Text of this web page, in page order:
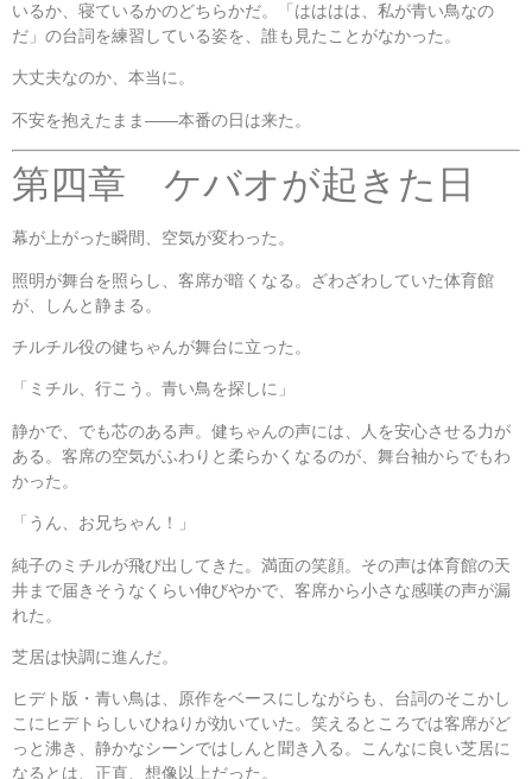
いるか、寝ているかのどちらかだ。「はははは、私が青い鳥なの
だ」の台詞を練習している姿を、誰も見たことがなかった。
大丈夫なのか、本当に。
不安を抱えたまま――本番の日は来た。
第四章 ケバオが起きた日
幕が上がった瞬間、空気が変わった。
照明が舞台を照らし、客席が暗くなる。ざわざわしていた体育館
が、しんと静まる。
チルチル役の健ちゃんが舞台に立った。
「ミチル、行こう。青い鳥を探しに」
静かで、でも芯のある声。健ちゃんの声には、人を安心させる力が
ある。客席の空気がふわりと柔らかくなるのが、舞台袖からでもわ
かった。
「うん、お兄ちゃん！」
純子のミチルが飛び出してきた。満面の笑顔。その声は体育館の天
井まで届きそうなくらい伸びやかで、客席から小さな感嘆の声が漏
れた。
芝居は快調に進んだ。
ヒデト版・青い鳥は、原作をベースにしながらも、台詞のそこかし
こにヒデトらしいひねりが効いていた。笑えるところでは客席がど
っと沸き、静かなシーンではしんと聞き入る。こんなに良い芝居に
なるとは、正直、想像以上だった。